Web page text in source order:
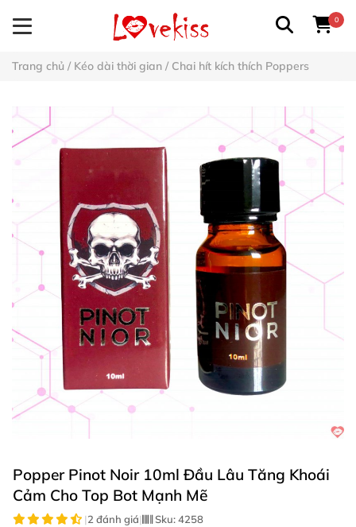
0
Trang chủ / Kéo dài thời gian / Chai hít kích thích Poppers
Popper Pinot Noir 10ml Đầu Lâu Tăng Khoái
Cảm Cho Top Bot Mạnh Mẽ
|2 đánh giá| Sku:4258